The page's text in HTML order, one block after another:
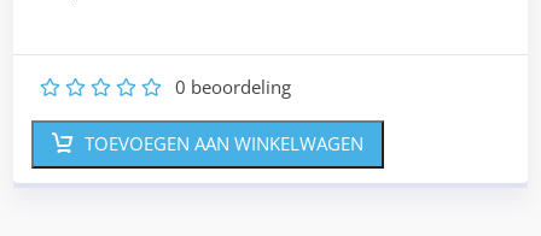
5
4
3
2 0 beoordeling
TOEVOEGEN AAN WINKELWAGEN